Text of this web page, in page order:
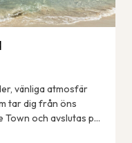
vänliga atmosfär
tar dig från öns
Town och avslutas på